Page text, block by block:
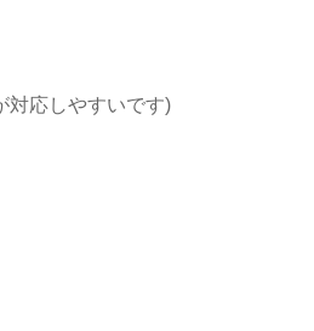
対応しやすいです)